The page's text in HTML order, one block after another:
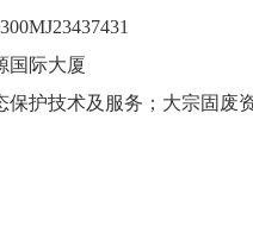
际大厦
技术及服务；大宗固废